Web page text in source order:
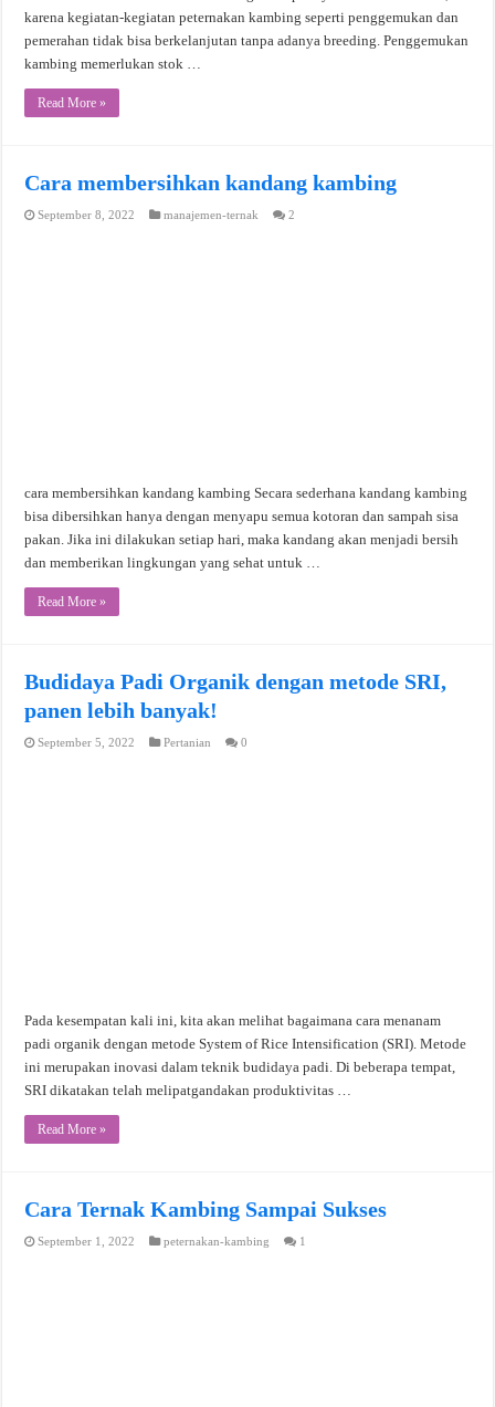
karena kegiatan-kegiatan peternakan kambing seperti penggemukan dan
pemerahan tidak bisa berkelanjutan tanpa adanya breeding. Penggemukan
kambing memerlukan stok …
Read More »
Cara membersihkan kandang kambing
September 8, 2022 manajemen-ternak 2
cara membersihkan kandang kambing Secara sederhana kandang kambing
bisa dibersihkan hanya dengan menyapu semua kotoran dan sampah sisa
pakan. Jika ini dilakukan setiap hari, maka kandang akan menjadi bersih
dan memberikan lingkungan yang sehat untuk …
Read More »
Budidaya Padi Organik dengan metode SRI,
panen lebih banyak!
September 5, 2022 Pertanian 0
Pada kesempatan kali ini, kita akan melihat bagaimana cara menanam
padi organik dengan metode System of Rice Intensification (SRI). Metode
ini merupakan inovasi dalam teknik budidaya padi. Di beberapa tempat,
SRI dikatakan telah melipatgandakan produktivitas …
Read More »
Cara Ternak Kambing Sampai Sukses
September 1, 2022 peternakan-kambing 1